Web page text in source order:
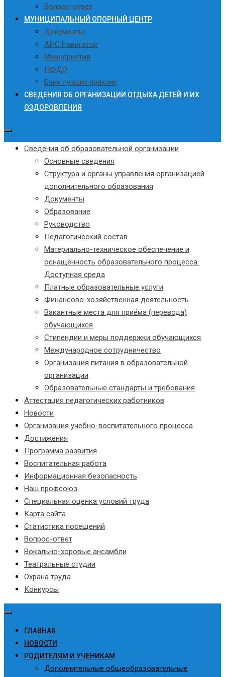
Вопрос-ответ
МУНИЦИПАЛЬНЫЙ ОПОРНЫЙ ЦЕНТР
Документы
АИС Навигатор
Мероприятия
ПФДО
Банк лучших практик
СВЕДЕНИЯ ОБ ОРГАНИЗАЦИИ ОТДЫХА ДЕТЕЙ И ИХ
ОЗДОРОВЛЕНИЯ
Сведения об образовательной организации
Основные сведения
Структура и органы управления организацией
дополнительного образования
Документы
Образование
Руководство
Педагогический состав
Материально-техническое обеспечение и
оснащённость образовательного процесса.
Доступная среда
Платные образовательные услуги
Финансово-хозяйственная деятельность
Вакантные места для приёма (перевода)
обучающихся
Стипендии и меры поддержки обучающихся
Международное сотрудничество
Организация питания в образовательной
организации
Образовательные стандарты и требования
Аттестация педагогических работников
Новости
Организация учебно-воспитательного процесса
Достижения
Программа развития
Воспитательная работа
Информационная безопасность
Наш профсоюз
Специальная оценка условий труда
Карта сайта
Статистика посещений
Вопрос-ответ
Вокально-хоровые ансамбли
Театральные студии
Охрана труда
Конкурсы
ГЛАВНАЯ
НОВОСТИ
РОДИТЕЛЯМ И УЧЕНИКАМ
Дополнительные общеобразовательные